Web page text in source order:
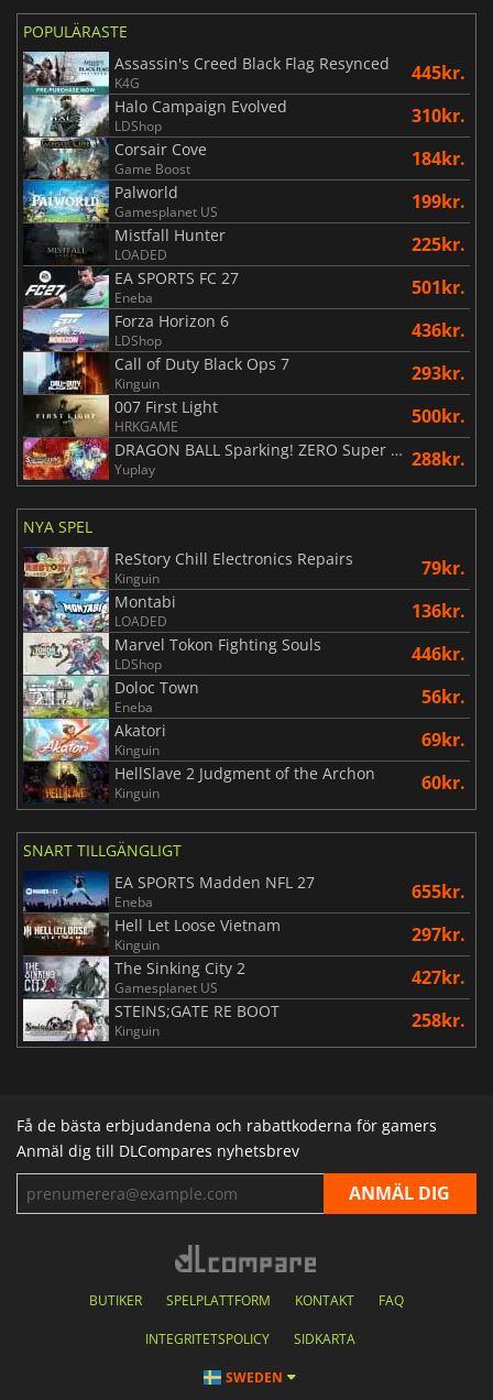
POPULÄRASTE
Assassin's Creed Black Flag Resynced
K4G 445kr.
Halo Campaign Evolved
LDShop 310kr.
Corsair Cove
Game Boost 184kr.
Palworld
Gamesplanet US 199kr.
Mistfall Hunter
LOADED 225kr.
EA SPORTS FC 27
Eneba 501kr.
Forza Horizon 6
LDShop 436kr.
Call of Duty Black Ops 7
Kinguin 293kr.
007 First Light
HRKGAME 500kr.
DRAGON BALL Sparking! ZERO Super Limit Breaking NEO
Yuplay 288kr.
NYA SPEL
ReStory Chill Electronics Repairs
Kinguin 79kr.
Montabi
LOADED 136kr.
Marvel Tokon Fighting Souls
LDShop 446kr.
Doloc Town
Eneba 56kr.
Akatori
Kinguin 69kr.
HellSlave 2 Judgment of the Archon
Kinguin 60kr.
SNART TILLGÄNGLIGT
EA SPORTS Madden NFL 27
Eneba 655kr.
Hell Let Loose Vietnam
Kinguin 297kr.
The Sinking City 2
Gamesplanet US 427kr.
STEINS;GATE RE BOOT
Kinguin 258kr.
Få de bästa erbjudandena och rabattkoderna för gamers
Anmäl dig till DLCompares nyhetsbrev
BUTIKER SPELPLATTFORM KONTAKT FAQ
INTEGRITETSPOLICY SIDKARTA
SWEDEN